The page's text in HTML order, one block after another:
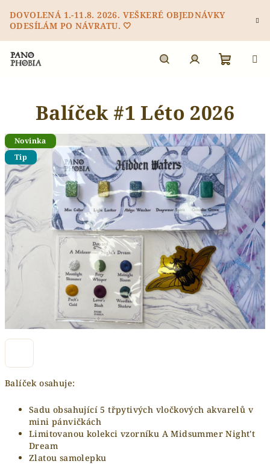
na
obsah
DOVOLENÁ 1.-11.8. 2026. VEŠKERÉ OBJEDNÁVKY
ODESÍLÁM PO NÁVRATU. 🤍
košík
Balíček osahuje:
Sadu obsahující 5 třpytivých vločkových akvarelů v
mini pánvičkách
Limitovanou kolekci vzorníku A Midsummer Night't
Dream
Zlatou samolepku
Balíček #1 Léto 2026
Novinka
Tip